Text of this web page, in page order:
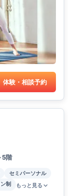
体験・相談予約
5階
セミパーソナル
制 もっと見る